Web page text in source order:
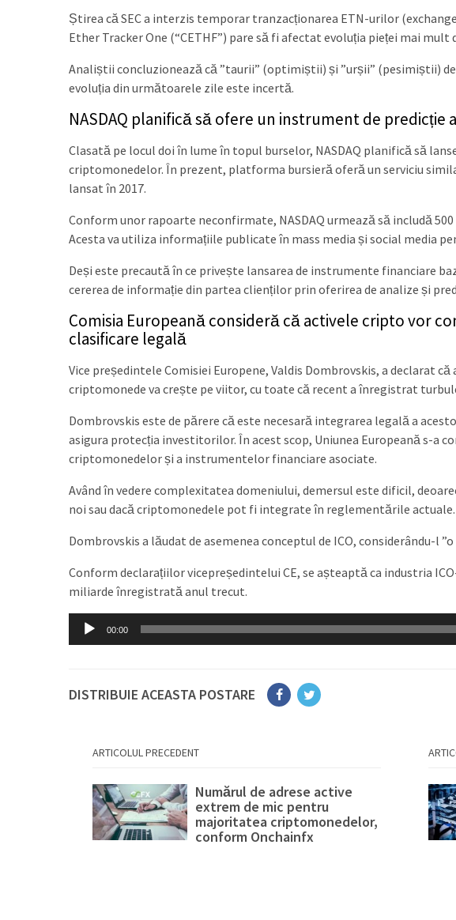
Știrea că SEC a interzis temporar tranzacționarea ETN-urilor
Ether Tracker One (“CETHF”) pare să fi afectat evoluția pieței mai
Analiștii concluzionează că ”taurii” (optimiștii) și ”urșii” (pesimiștii)
evoluția din următoarele zile este incertă.
NASDAQ planifică să ofere un instrument de
Clasată pe locul doi în lume în topul burselor, NASDAQ planifică să
criptomonedelor. În prezent, platforma bursieră oferă un serviciu
lansat în 2017.
Conform unor rapoarte neconfirmate, NASDAQ urmează să includă
Acesta va utiliza informațiile publicate în mass media și social media
Deși este precaută în ce privește lansarea de instrumente financiare
cererea de informație din partea clienților prin oferirea de analize și
Comisia Europeană consideră că activele cripto vor
clasificare legală
Vice președintele Comisiei Europene, Valdis Dombrovskis, a declarat
criptomonede va crește pe viitor, cu toate că recent a înregistrat
Dombrovskis este de părere că este necesară integrarea legală a
asigura protecția investitorilor. În acest scop, Uniunea Europeană s-a
criptomonedelor și a instrumentelor financiare asociate.
Având în vedere complexitatea domeniului, demersul este dificil,
noi sau dacă criptomonedele pot fi integrate în reglementările actuale.
Dombrovskis a lăudat de asemenea conceptul de ICO, considerându-l
Conform declarațiilor vicepreședintelui CE, se așteaptă ca industria
miliarde înregistrată anul trecut.
Player
audio
00:00
DISTRIBUIE ACEASTA POSTARE
ARTICOLUL PRECEDENT
Numărul de adrese active
extrem de mic pentru
majoritatea criptomonedelor,
conform Onchainfx